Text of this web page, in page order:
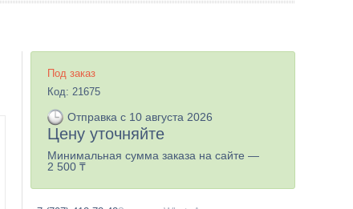
Под заказ
Код: 21675
Отправка с 10 августа 2026
Цену уточняйте
Минимальная сумма заказа на сайте —
2 500 ₸